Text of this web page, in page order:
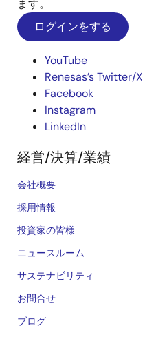
ます。
ログインをする
YouTube
Renesas’s Twitter/X
Facebook
Instagram
LinkedIn
経営/決算/業績
会社概要
採用情報
投資家の皆様
ニュースルーム
サステナビリティ
お問合せ
ブログ